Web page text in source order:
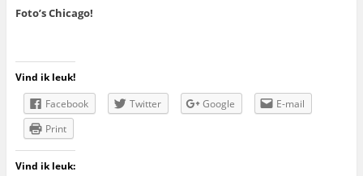
Foto’s Chicago!
Vind ik leuk!
Facebook
Twitter Google
E-mail
Print
Vind ik leuk: